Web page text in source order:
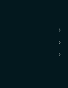
›
›
›